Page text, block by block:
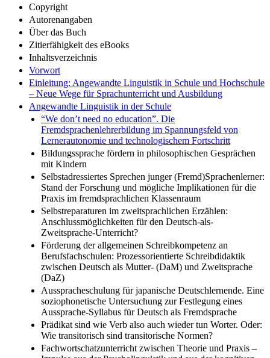
Copyright
Autorenangaben
Über das Buch
Zitierfähigkeit des eBooks
Inhaltsverzeichnis
Vorwort
Einleitung: Angewandte Linguistik in Schule und Hochschule
– Neue Wege für Sprachunterricht und Ausbildung
Angewandte Linguistik in der Schule
“We don’t need no education”. Die
Fremdsprachenlehrerbildung im Spannungsfeld von
Lernerautonomie und technologischem Fortschritt
Bildungssprache fördern in philosophischen Gesprächen
mit Kindern
Selbstadressiertes Sprechen junger (Fremd)Sprachenlerner:
Stand der Forschung und mögliche Implikationen für die
Praxis im fremdsprachlichen Klassenraum
Selbstreparaturen im zweitsprachlichen Erzählen:
Anschlussmöglichkeiten für den Deutsch-als-
Zweitsprache-Unterricht?
Förderung der allgemeinen Schreibkompetenz an
Berufsfachschulen: Prozessorientierte Schreibdidaktik
zwischen Deutsch als Mutter- (DaM) und Zweitsprache
(DaZ)
Ausspracheschulung für japanische Deutschlernende. Eine
soziophonetische Untersuchung zur Festlegung eines
Aussprache-Syllabus für Deutsch als Fremdsprache
Prädikat sind wie Verb also auch wieder tun Worter. Oder:
Wie transitorisch sind transitorische Normen?
Fachwortschatzunterricht zwischen Theorie und Praxis –